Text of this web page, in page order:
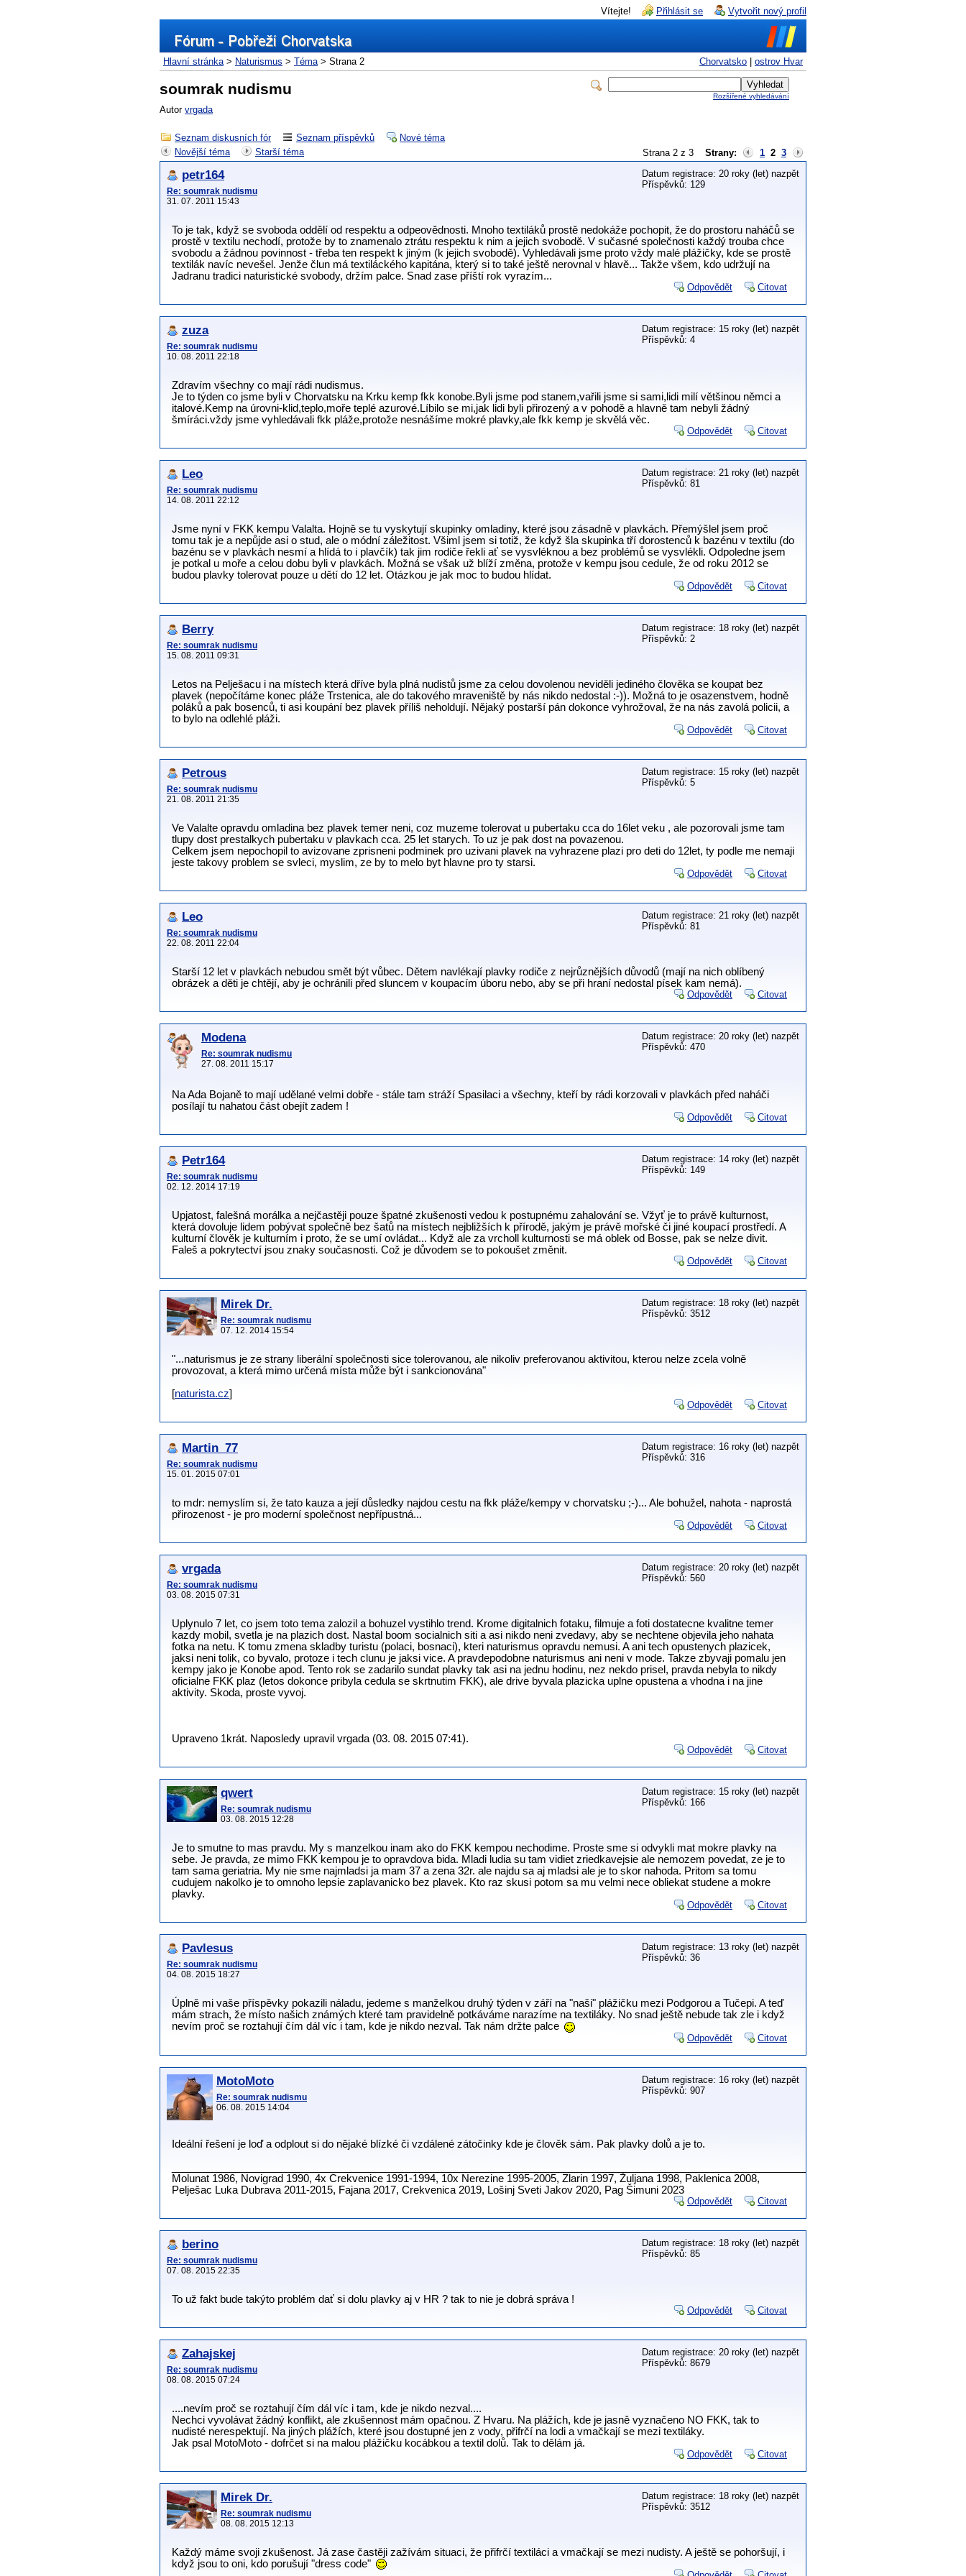
Vítejte! Přihlásit se Vytvořit nový profil
Chorvatsko ostrov Hvar
Hlavní stránka> Naturismus > Téma> Strana 2
Rozšířené vyhledávání
soumrak nudismu
Autor vrgada
Seznam diskusních fór Seznam příspěvků
Nové téma
Strana 2 z 3 Strany: 1 2 3
Novější téma Starší téma
petr164
Re: soumrak nudismu
31. 07. 2011 15:43
Datum registrace: 20 roky (let) nazpět
Příspěvků: 129
To je tak, když se svoboda oddělí od respektu a odpeovědnosti. Mnoho textiláků prostě nedokáže pochopit, že do prostoru naháčů se
prostě v textilu nechodí, protože by to znamenalo ztrátu respektu k nim a jejich svobodě. V sučasné společnosti každý trouba chce
svobodu a žádnou povinnost - třeba ten respekt k jiným (k jejich svobodě). Vyhledávali jsme proto vždy malé plážičky, kde se prostě
textilák navíc nevešel. Jenže člun má textiláckého kapitána, který si to také ještě nerovnal v hlavě... Takže všem, kdo udržují na
Jadranu tradici naturistické svobody, držím palce. Snad zase příští rok vyrazím...
Odpovědět Citovat
zuza
Re: soumrak nudismu
10. 08. 2011 22:18
Datum registrace: 15 roky (let) nazpět
Příspěvků: 4
Zdravím všechny co mají rádi nudismus.
Je to týden co jsme byli v Chorvatsku na Krku kemp fkk konobe.Byli jsme pod stanem,vařili jsme si sami,lidi milí většinou němci a
italové.Kemp na úrovni-klid,teplo,moře teplé azurové.Líbilo se mi,jak lidi byli přirozený a v pohodě a hlavně tam nebyli žádný
šmíráci.vždy jsme vyhledávali fkk pláže,protože nesnášíme mokré plavky,ale fkk kemp je skvělá věc.
Odpovědět Citovat
Leo
Re: soumrak nudismu
14. 08. 2011 22:12
Datum registrace: 21 roky (let) nazpět
Příspěvků: 81
Jsme nyní v FKK kempu Valalta. Hojně se tu vyskytují skupinky omladiny, které jsou zásadně v plavkách. Přemýšlel jsem proč
tomu tak je a nepůjde asi o stud, ale o módní záležitost. Všiml jsem si totiž, že když šla skupinka tří dorostenců k bazénu v textilu (do
bazénu se v plavkách nesmí a hlídá to i plavčík) tak jim rodiče řekli ať se vysvléknou a bez problémů se vysvlékli. Odpoledne jsem
je potkal u moře a celou dobu byli v plavkách. Možná se však už blíží změna, protože v kempu jsou cedule, že od roku 2012 se
budou plavky tolerovat pouze u dětí do 12 let. Otázkou je jak moc to budou hlídat.
Odpovědět Citovat
Berry
Re: soumrak nudismu
15. 08. 2011 09:31
Datum registrace: 18 roky (let) nazpět
Příspěvků: 2
Letos na Pelješacu i na místech která dříve byla plná nudistů jsme za celou dovolenou neviděli jediného člověka se koupat bez
plavek (nepočítáme konec pláže Trstenica, ale do takového mraveniště by nás nikdo nedostal :-)). Možná to je osazenstvem, hodně
poláků a pak bosenců, ti asi koupání bez plavek příliš neholdují. Nějaký postarší pán dokonce vyhrožoval, že na nás zavolá policii, a
to bylo na odlehlé pláži.
Odpovědět Citovat
Petrous
Re: soumrak nudismu
21. 08. 2011 21:35
Datum registrace: 15 roky (let) nazpět
Příspěvků: 5
Ve Valalte opravdu omladina bez plavek temer neni, coz muzeme tolerovat u pubertaku cca do 16let veku , ale pozorovali jsme tam
tlupy dost prestalkych pubertaku v plavkach cca. 25 let starych. To uz je pak dost na povazenou.
Celkem jsem nepochopil to avizovane zprisneni podminek pro uzivani plavek na vyhrazene plazi pro deti do 12let, ty podle me nemaji
jeste takovy problem se svleci, myslim, ze by to melo byt hlavne pro ty starsi.
Odpovědět Citovat
Leo
Re: soumrak nudismu
22. 08. 2011 22:04
Datum registrace: 21 roky (let) nazpět
Příspěvků: 81
Starší 12 let v plavkách nebudou smět být vůbec. Dětem navlékají plavky rodiče z nejrůznějších důvodů (mají na nich oblíbený
obrázek a děti je chtějí, aby je ochránili před sluncem v koupacím úboru nebo, aby se při hraní nedostal písek kam nemá).
Odpovědět Citovat
Modena
Re: soumrak nudismu
27. 08. 2011 15:17
Datum registrace: 20 roky (let) nazpět
Příspěvků: 470
Na Ada Bojaně to mají udělané velmi dobře - stále tam stráží Spasilaci a všechny, kteří by rádi korzovali v plavkách před naháči
posílají tu nahatou část obejít zadem !
Odpovědět Citovat
Petr164
Re: soumrak nudismu
02. 12. 2014 17:19
Datum registrace: 14 roky (let) nazpět
Příspěvků: 149
Upjatost, falešná morálka a nejčastěji pouze špatné zkušenosti vedou k postupnému zahalování se. Vžyť je to právě kulturnost,
která dovoluje lidem pobývat společně bez šatů na místech nejbližších k přírodě, jakým je právě mořské či jiné koupací prostředí. A
kulturní člověk je kulturním i proto, že se umí ovládat... Když ale za vrcholl kulturnosti se má oblek od Bosse, pak se nelze divit.
Faleš a pokrytectví jsou znaky současnosti. Což je důvodem se to pokoušet změnit.
Odpovědět Citovat
Mirek Dr.
Re: soumrak nudismu
07. 12. 2014 15:54
Datum registrace: 18 roky (let) nazpět
Příspěvků: 3512
"...naturismus je ze strany liberální společnosti sice tolerovanou, ale nikoliv preferovanou aktivitou, kterou nelze zcela volně
provozovat, a která mimo určená místa může být i sankcionována"
[naturista.cz]
Odpovědět Citovat
Martin_77
Re: soumrak nudismu
15. 01. 2015 07:01
Datum registrace: 16 roky (let) nazpět
Příspěvků: 316
to mdr: nemyslím si, že tato kauza a její důsledky najdou cestu na fkk pláže/kempy v chorvatsku ;-)... Ale bohužel, nahota - naprostá
přirozenost - je pro moderní společnost nepřípustná...
Odpovědět Citovat
vrgada
Re: soumrak nudismu
03. 08. 2015 07:31
Datum registrace: 20 roky (let) nazpět
Příspěvků: 560
Uplynulo 7 let, co jsem toto tema zalozil a bohuzel vystihlo trend. Krome digitalnich fotaku, filmuje a foti dostatecne kvalitne temer
kazdy mobil, svetla je na plazich dost. Nastal boom socialnich siti a asi nikdo neni zvedavy, aby se nechtene objevila jeho nahata
fotka na netu. K tomu zmena skladby turistu (polaci, bosnaci), kteri naturismus opravdu nemusi. A ani tech opustenych plazicek,
jaksi neni tolik, co byvalo, protoze i tech clunu je jaksi vice. A pravdepodobne naturismus ani neni v mode. Takze zbyvaji pomalu jen
kempy jako je Konobe apod. Tento rok se zadarilo sundat plavky tak asi na jednu hodinu, nez nekdo prisel, pravda nebyla to nikdy
oficialne FKK plaz (letos dokonce pribyla cedula se skrtnutim FKK), ale drive byvala plazicka uplne opustena a vhodna i na jine
aktivity. Skoda, proste vyvoj.
Upraveno 1krát. Naposledy upravil vrgada (03. 08. 2015 07:41).
Odpovědět Citovat
qwert
Re: soumrak nudismu
03. 08. 2015 12:28
Datum registrace: 15 roky (let) nazpět
Příspěvků: 166
Je to smutne to mas pravdu. My s manzelkou inam ako do FKK kempou nechodime. Proste sme si odvykli mat mokre plavky na
sebe. Je pravda, ze mimo FKK kempou je to opravdova bida. Mladi ludia su tam vidiet zriedkavejsie ale nemozem povedat, ze je to
tam sama geriatria. My nie sme najmladsi ja mam 37 a zena 32r. ale najdu sa aj mladsi ale je to skor nahoda. Pritom sa tomu
cudujem nakolko je to omnoho lepsie zaplavanicko bez plavek. Kto raz skusi potom sa mu velmi nece obliekat studene a mokre
plavky.
Odpovědět Citovat
Pavlesus
Re: soumrak nudismu
04. 08. 2015 18:27
Datum registrace: 13 roky (let) nazpět
Příspěvků: 36
Úplně mi vaše příspěvky pokazili náladu, jedeme s manželkou druhý týden v září na "naši" plážičku mezi Podgorou a Tučepi. A teď
mám strach, že místo našich známých které tam pravidelně potkáváme narazíme na textiláky. No snad ještě nebude tak zle i když
nevím proč se roztahují čím dál víc i tam, kde je nikdo nezval. Tak nám držte palce
Odpovědět Citovat
MotoMoto
Re: soumrak nudismu
06. 08. 2015 14:04
Datum registrace: 16 roky (let) nazpět
Příspěvků: 907
Ideální řešení je loď a odplout si do nějaké blízké či vzdálené zátočinky kde je člověk sám. Pak plavky dolů a je to.
Molunat 1986, Novigrad 1990, 4x Crekvenice 1991-1994, 10x Nerezine 1995-2005, Zlarin 1997, Žuljana 1998, Paklenica 2008,
Pelješac Luka Dubrava 2011-2015, Fajana 2017, Crekvenica 2019, Lošinj Sveti Jakov 2020, Pag Šimuni 2023
Odpovědět Citovat
berino
Re: soumrak nudismu
07. 08. 2015 22:35
Datum registrace: 18 roky (let) nazpět
Příspěvků: 85
To už fakt bude takýto problém dať si dolu plavky aj v HR ? tak to nie je dobrá správa !
Odpovědět Citovat
Zahajskej
Re: soumrak nudismu
08. 08. 2015 07:24
Datum registrace: 20 roky (let) nazpět
Příspěvků: 8679
....nevím proč se roztahují čím dál víc i tam, kde je nikdo nezval....
Nechci vyvolávat žádný konflikt, ale zkušennost mám opačnou. Z Hvaru. Na plážích, kde je jasně vyznačeno NO FKK, tak to
nudisté nerespektují. Na jiných plážích, které jsou dostupné jen z vody, přifrčí na lodi a vmačkají se mezi textiláky.
Jak psal MotoMoto - dofrčet si na malou plážičku kocábkou a textil dolů. Tak to dělám já.
Odpovědět Citovat
Mirek Dr.
Re: soumrak nudismu
08. 08. 2015 12:13
Datum registrace: 18 roky (let) nazpět
Příspěvků: 3512
Každý máme svoji zkušenost. Já zase častěji zažívám situaci, že přifrčí textiláci a vmačkají se mezi nudisty. A ještě se pohoršují, i
když jsou to oni, kdo porušují "dress code"